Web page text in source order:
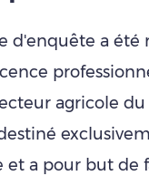
d'enquête a été
agricole du
et a pour but de